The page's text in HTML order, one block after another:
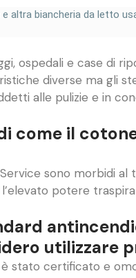
biancheria da letto
ospedali e case di
diverse ma gli
alle pulizie e in
come il
sono morbidi
potere
utilizzare
certificato e